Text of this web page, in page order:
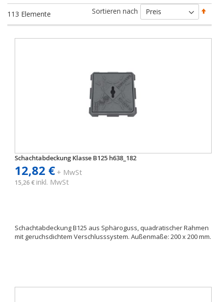
113 Elemente Sortieren nach
Schachtabdeckung Klasse B125 h638_182
12,82 €+ MwSt
15,26 € inkl. MwSt
Schachtabdeckung B125 aus Sphäroguss, quadratischer Rahmen
mit geruchsdichtem Verschlusssystem. Außenmaße: 200 x 200 mm.